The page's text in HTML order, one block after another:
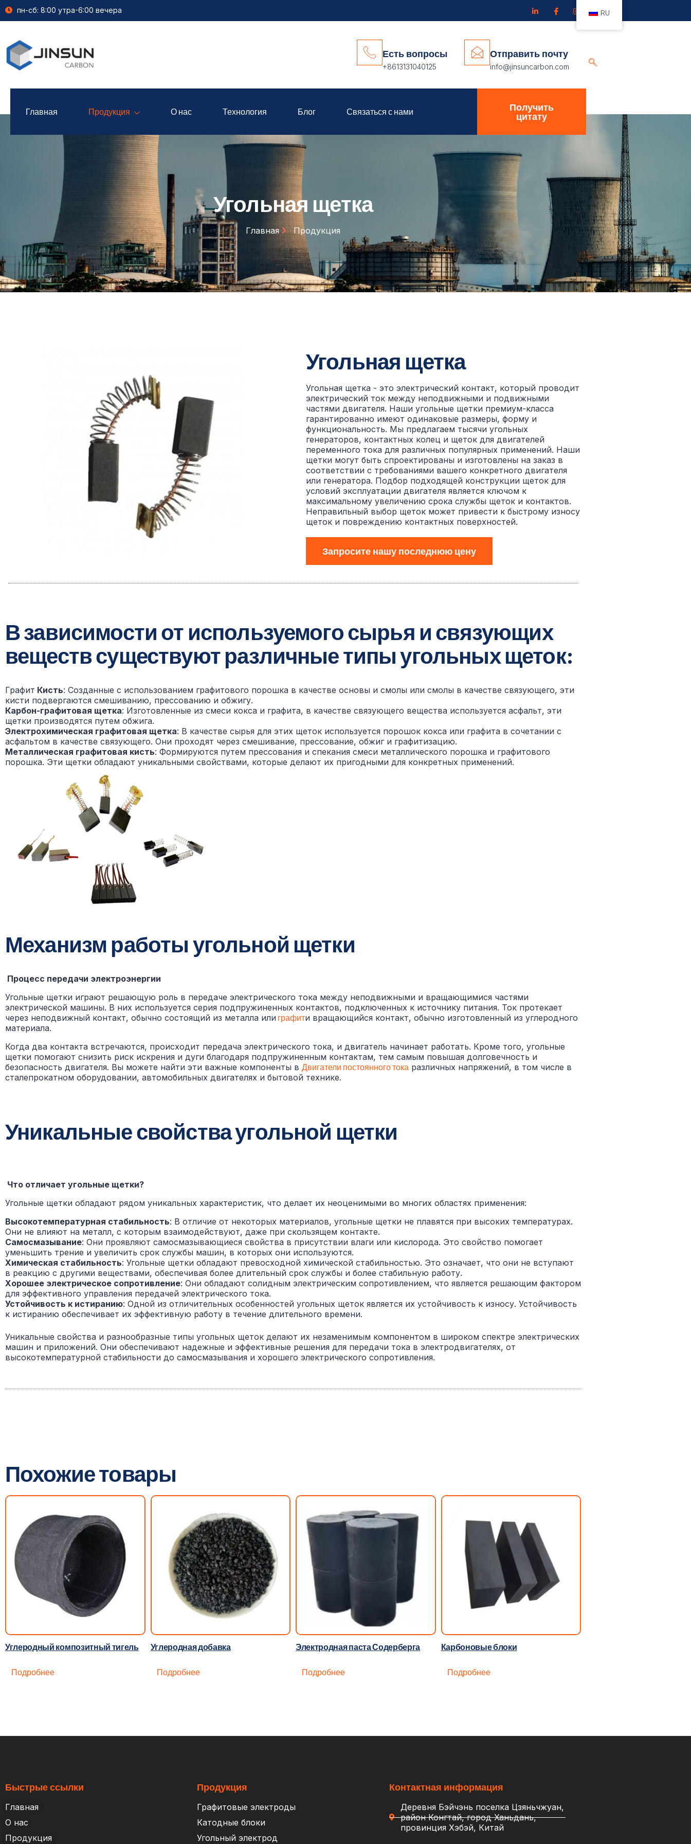
пн-сб: 8:00 утра-6:00 вечера
Есть вопросы
+8613131040125
Отправить почту
info@jinsuncarbon.com
Главная Продукция О нас Технология Блог Связаться с нами
Получить
цитату
Угольная щетка
Главная Продукция
Угольная щетка
Угольная щетка - это электрический контакт, который проводит
электрический ток между неподвижными и подвижными
частями двигателя. Наши угольные щетки премиум-класса
гарантированно имеют одинаковые размеры, форму и
функциональность. Мы предлагаем тысячи угольных
генераторов, контактных колец и щеток для двигателей
переменного тока для различных популярных применений. Наши
щетки могут быть спроектированы и изготовлены на заказ в
соответствии с требованиями вашего конкретного двигателя
или генератора. Подбор подходящей конструкции щеток для
условий эксплуатации двигателя является ключом к
максимальному увеличению срока службы щеток и контактов.
Неправильный выбор щеток может привести к быстрому износу
щеток и повреждению контактных поверхностей.
Запросите нашу последнюю цену
В зависимости от используемого сырья и связующих
веществ существуют различные типы угольных щеток:
Графит Кисть: Созданные с использованием графитового порошка в качестве основы и смолы или смолы в качестве связующего, эти
кисти подвергаются смешиванию, прессованию и обжигу.
Карбон-графитовая щетка: Изготовленные из смеси кокса и графита, в качестве связующего вещества используется асфальт, эти
щетки производятся путем обжига.
Электрохимическая графитовая щетка: В качестве сырья для этих щеток используется порошок кокса или графита в сочетании с
асфальтом в качестве связующего. Они проходят через смешивание, прессование, обжиг и графитизацию.
Металлическая графитовая кисть: Формируются путем прессования и спекания смеси металлического порошка и графитового
порошка. Эти щетки обладают уникальными свойствами, которые делают их пригодными для конкретных применений.
Механизм работы угольной щетки
Процесс передачи электроэнергии
Угольные щетки играют решающую роль в передаче электрического тока между неподвижными и вращающимися частями
электрической машины. В них используется серия подпружиненных контактов, подключенных к источнику питания. Ток протекает
через неподвижный контакт, обычно состоящий из металла или графити вращающийся контакт, обычно изготовленный из углеродного
материала.
Когда два контакта встречаются, происходит передача электрического тока, и двигатель начинает работать. Кроме того, угольные
щетки помогают снизить риск искрения и дуги благодаря подпружиненным контактам, тем самым повышая долговечность и
безопасность двигателя. Вы можете найти эти важные компоненты в Двигатели постоянного тока различных напряжений, в том числе в
сталепрокатном оборудовании, автомобильных двигателях и бытовой технике.
Уникальные свойства угольной щетки
Что отличает угольные щетки?
Угольные щетки обладают рядом уникальных характеристик, что делает их неоценимыми во многих областях применения:
Высокотемпературная стабильность: В отличие от некоторых материалов, угольные щетки не плавятся при высоких температурах.
Они не влияют на металл, с которым взаимодействуют, даже при скользящем контакте.
Самосмазывание: Они проявляют самосмазывающиеся свойства в присутствии влаги или кислорода. Это свойство помогает
уменьшить трение и увеличить срок службы машин, в которых они используются.
Химическая стабильность: Угольные щетки обладают превосходной химической стабильностью. Это означает, что они не вступают
в реакцию с другими веществами, обеспечивая более длительный срок службы и более стабильную работу.
Хорошее электрическое сопротивление: Они обладают солидным электрическим сопротивлением, что является решающим фактором
для эффективного управления передачей электрического тока.
Устойчивость к истиранию: Одной из отличительных особенностей угольных щеток является их устойчивость к износу. Устойчивость
к истиранию обеспечивает их эффективную работу в течение длительного времени.
Уникальные свойства и разнообразные типы угольных щеток делают их незаменимым компонентом в широком спектре электрических
машин и приложений. Они обеспечивают надежные и эффективные решения для передачи тока в электродвигателях, от
высокотемпературной стабильности до самосмазывания и хорошего электрического сопротивления.
Похожие товары
Углеродный композитный тигель
Подробнее
Углеродная добавка
Подробнее
Электродная паста Содерберга
Подробнее
Карбоновые блоки
Подробнее
Быстрые ссылки
Главная
О нас
Продукция
Продукция
Графитовые электроды
Катодные блоки
Угольный электрод
Контактная информация
Деревня Бэйчэнь поселка Цзяньчжуан,
район Конгтай, город Ханьдань,
провинция Хэбэй, Китай
RU